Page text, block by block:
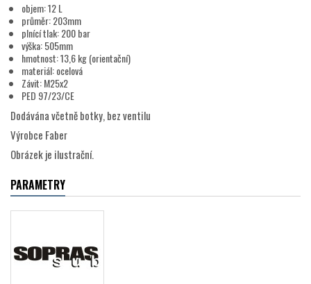
objem: 12 L
průměr: 203mm
plnící tlak: 200 bar
výška: 505mm
hmotnost: 13,6 kg (orientační)
materiál: ocelová
Závit: M25x2
PED 97/23/CE
Dodávána včetně botky, bez ventilu
Výrobce Faber
Obrázek je ilustrační.
PARAMETRY